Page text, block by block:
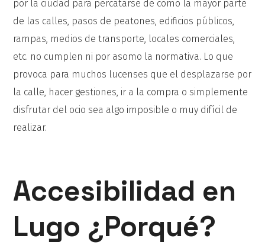
por la ciudad para percatarse de como la mayor parte
de las calles, pasos de peatones, edificios públicos,
rampas, medios de transporte, locales comerciales,
etc. no cumplen ni por asomo la normativa. Lo que
provoca para muchos lucenses que el desplazarse por
la calle, hacer gestiones, ir a la compra o simplemente
disfrutar del ocio sea algo imposible o muy difícil de
realizar.
Accesibilidad en
Lugo ¿Porqué?